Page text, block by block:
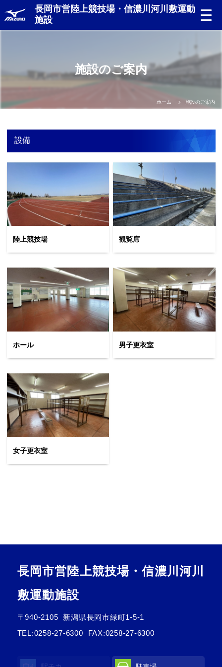
長岡市営陸上競技場・信濃川河川敷運動
施設
施設のご案内
ホーム 施設のご案内
設備
陸上競技場 観覧席
ホール 男子更衣室
女子更衣室
長岡市営陸上競技場・信濃川河川
敷運動施設
〒940-2105
新潟県長岡市緑町1-5-1
TEL:0258-27-6300 FAX:0258-27-6300